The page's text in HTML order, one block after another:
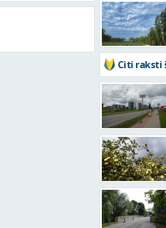
Citi raksti